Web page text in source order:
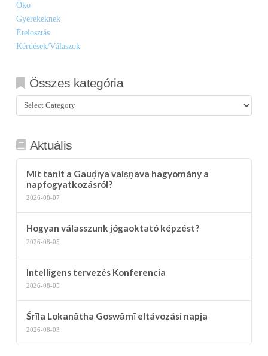
Öko
Gyerekeknek
Ételosztás
Kérdések/Válaszok
Összes kategória
Összes
kategória
Aktuális
Mit tanít a Gauḍīya vaiṣṇava hagyomány a
napfogyatkozásról?
2026-08-07
Hogyan válasszunk jógaoktató képzést?
2026-08-05
Intelligens tervezés Konferencia
2026-08-05
Śrīla Lokanātha Goswāmī eltávozási napja
2026-08-03